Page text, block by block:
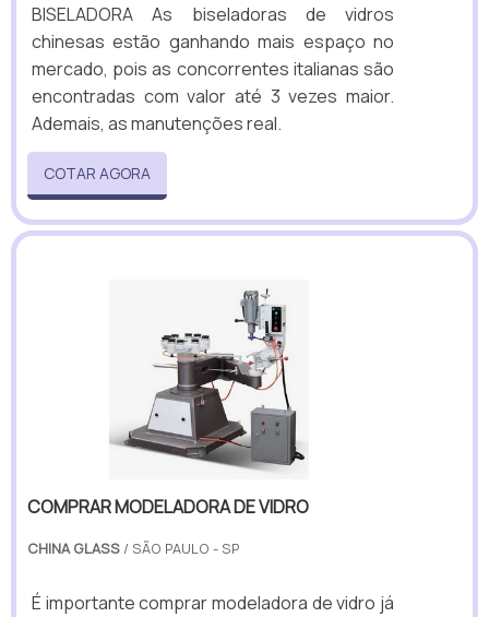
BISELADORA As biseladoras de vidros
chinesas estão ganhando mais espaço no
mercado, pois as concorrentes italianas são
encontradas com valor até 3 vezes maior.
Ademais, as manutenções real.
COTAR AGORA
COMPRAR MODELADORA DE VIDRO
CHINA GLASS / SÃO PAULO - SP
É importante comprar modeladora de vidro já